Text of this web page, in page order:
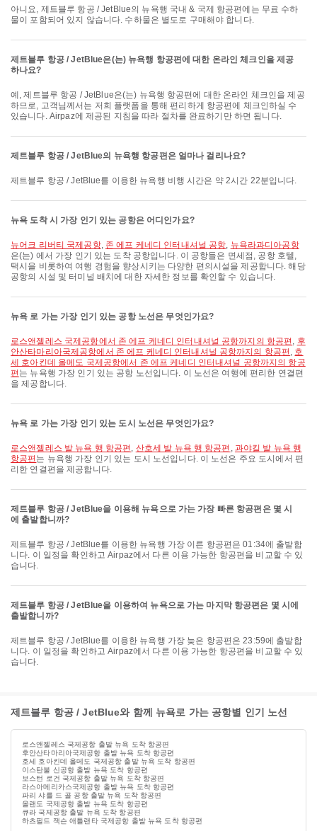
아니요, 제트블루 항공 / JetBlue의 뉴욕행 국내 & 국제 항공편에는 무료 수하
물이 포함되어 있지 않습니다. 수하물은 별도로 구매해야 합니다.
제트블루 항공 / JetBlue은(는) 뉴욕행 항공편에 대한 온라인 체크인을 제공
하나요?
예, 제트블루 항공 / JetBlue은(는) 뉴욕행 항공편에 대한 온라인 체크인을 제공
하므로, 고객님께서는 저희 플랫폼을 통해 편리하게 항공편에 체크인하실 수
있습니다. Airpaz에 제공된 지침을 따라 절차를 완료하기만 하면 됩니다.
제트블루 항공 / JetBlue의 뉴욕행 항공편은 얼마나 걸리나요?
제트블루 항공 / JetBlue를 이용한 뉴욕행 비행 시간은 약 2시간 22분입니다.
뉴욕 도착 시 가장 인기 있는 공항은 어디인가요?
뉴어크 리버티 국제공항, 존 에프 케네디 인터내셔널 공항, 뉴욕라과디아공항
은(는) 에서 가장 인기 있는 도착 공항입니다. 이 공항들은 면세점, 공항 호텔,
택시을 비롯하여 여행 경험을 향상시키는 다양한 편의시설을 제공합니다. 해당
공항의 시설 및 터미널 배치에 대한 자세한 정보를 확인할 수 있습니다.
뉴욕 로 가는 가장 인기 있는 공항 노선은 무엇인가요?
로스앤젤레스 국제공항에서 존 에프 케네디 인터내셔널 공항까지의 항공편 , 후
안산타마리아국제공항에서 존 에프 케네디 인터내셔널 공항까지의 항공편 , 호
세 호아킨데 올메도 국제공항에서 존 에프 케네디 인터내셔널 공항까지의 항공
편 는 뉴욕행 가장 인기 있는 공항 노선입니다. 이 노선은 여행에 편리한 연결편
을 제공합니다.
뉴욕 로 가는 가장 인기 있는 도시 노선은 무엇인가요?
로스앤젤레스 발 뉴욕 행 항공편 , 산호세 발 뉴욕 행 항공편 , 과야킬 발 뉴욕 행
항공편 는 뉴욕행 가장 인기 있는 도시 노선입니다. 이 노선은 주요 도시에서 편
리한 연결편을 제공합니다.
제트블루 항공 / JetBlue을 이용해 뉴욕으로 가는 가장 빠른 항공편은 몇 시
에 출발합니까?
제트블루 항공 / JetBlue를 이용한 뉴욕행 가장 이른 항공편은 01:34에 출발합
니다. 이 일정을 확인하고 Airpaz에서 다른 이용 가능한 항공편을 비교할 수 있
습니다.
제트블루 항공 / JetBlue을 이용하여 뉴욕으로 가는 마지막 항공편은 몇 시에
출발합니까?
제트블루 항공 / JetBlue를 이용한 뉴욕행 가장 늦은 항공편은 23:59에 출발합
니다. 이 일정을 확인하고 Airpaz에서 다른 이용 가능한 항공편을 비교할 수 있
습니다.
제트블루 항공 / JetBlue와 함께 뉴욕로 가는 공항별 인기 노선
로스앤젤레스 국제공항 출발 뉴욕 도착 항공편
후안산타마리아국제공항 출발 뉴욕 도착 항공편
호세 호아킨데 올메도 국제공항 출발 뉴욕 도착 항공편
이스탄불 신공항 출발 뉴욕 도착 항공편
보스턴 로건 국제공항 출발 뉴욕 도착 항공편
라스아메리카스국제공항 출발 뉴욕 도착 항공편
파리 샤를 드 골 공항 출발 뉴욕 도착 항공편
올랜도 국제공항 출발 뉴욕 도착 항공편
큐라 국제공항 출발 뉴욕 도착 항공편
하츠필드 잭슨 애틀랜타 국제공항 출발 뉴욕 도착 항공편